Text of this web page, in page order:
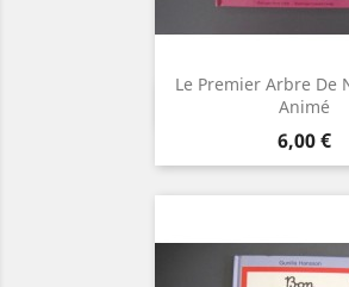
Le Premier Arbre De
Animé
Prix
6,00 €
Aperçu